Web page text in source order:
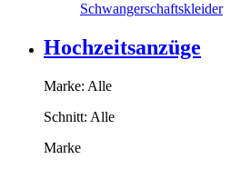
Schwangerschaftskleider
Hochzeitsanzüge
Marke: Alle
Schnitt: Alle
Marke